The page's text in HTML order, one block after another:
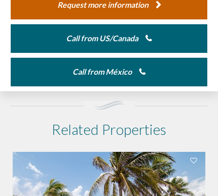
Request more information
Call from US/Canada
Call from México
Related Properties